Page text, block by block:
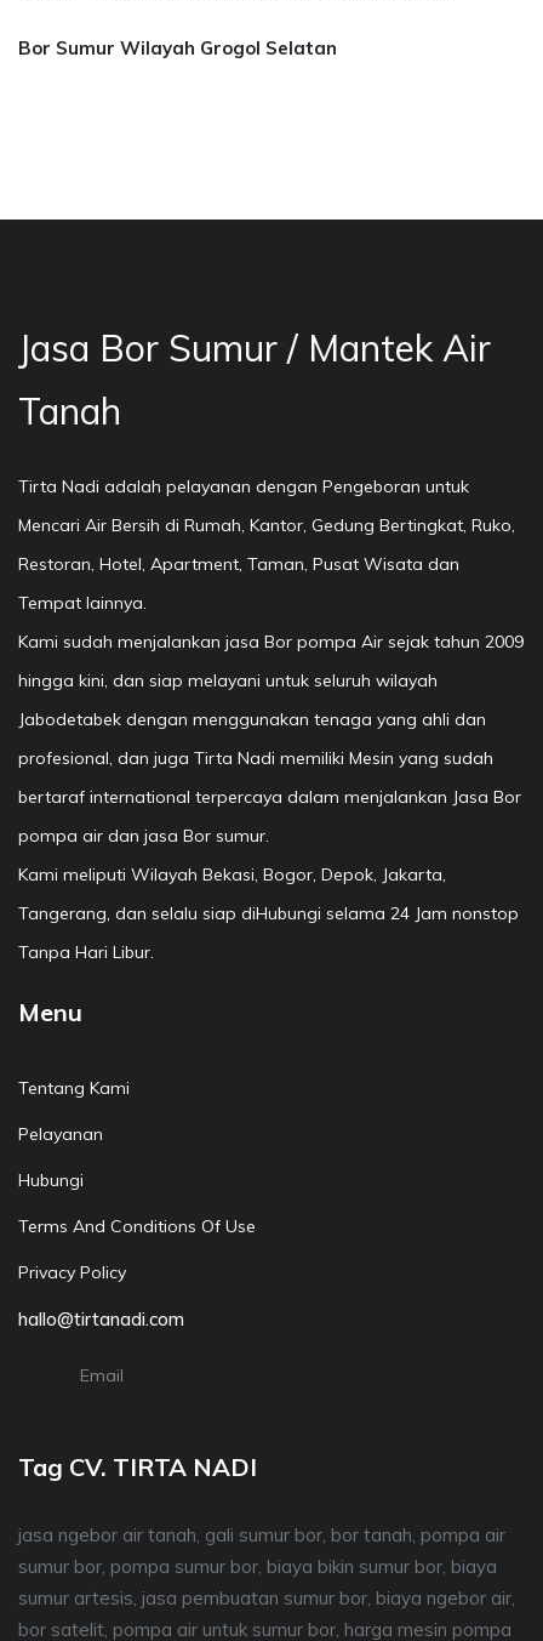
Bor Sumur Wilayah Grogol Selatan
Jasa Bor Sumur / Mantek Air
Tanah
Tirta Nadi adalah pelayanan dengan Pengeboran untuk
Mencari Air Bersih di Rumah, Kantor, Gedung Bertingkat, Ruko,
Restoran, Hotel, Apartment, Taman, Pusat Wisata dan
Tempat lainnya.
Kami sudah menjalankan jasa Bor pompa Air sejak tahun 2009
hingga kini, dan siap melayani untuk seluruh wilayah
Jabodetabek dengan menggunakan tenaga yang ahli dan
profesional, dan juga Tirta Nadi memiliki Mesin yang sudah
bertaraf international terpercaya dalam menjalankan Jasa Bor
pompa air dan jasa Bor sumur.
Kami meliputi Wilayah Bekasi, Bogor, Depok, Jakarta,
Tangerang, dan selalu siap diHubungi selama 24 Jam nonstop
Tanpa Hari Libur.
Menu
Tentang Kami
Pelayanan
Hubungi
Terms And Conditions Of Use
Privacy Policy
hallo@tirtanadi.com
Email
Tag CV. TIRTA NADI
jasa ngebor air tanah, gali sumur bor, bor tanah, pompa air
sumur bor, pompa sumur bor, biaya bikin sumur bor, biaya
sumur artesis, jasa pembuatan sumur bor, biaya ngebor air,
bor satelit, pompa air untuk sumur bor, harga mesin pompa